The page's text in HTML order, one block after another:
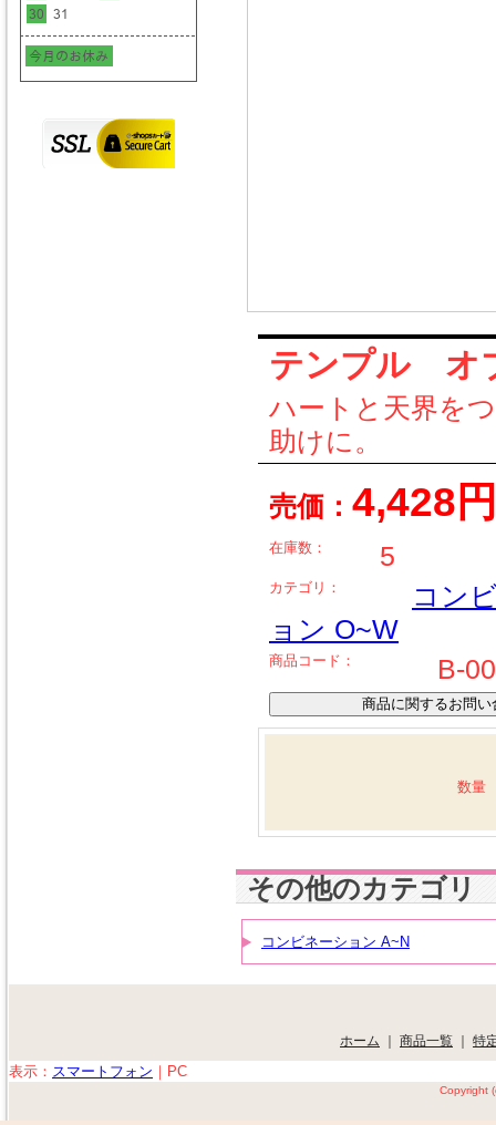
テンプル オ
ハートと天界を
助けに。
売価： 4,428円
在庫数： 5
カテゴリ：
コン
ョン O~W
商品コード： B-
数量
その他のカテゴリ
コンビネーション A~N
ホーム ｜ 商品一覧 ｜ 特
表示： スマートフォン ｜ PC
Copyright